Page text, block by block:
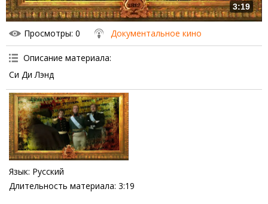
3:19
Просмотры: 0 Документальное кино
Описание материала:
Си Ди Лэнд
Язык: Русский
Длительность материала: 3:19